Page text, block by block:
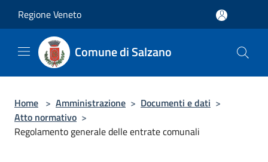
Regione Veneto
Comune di Salzano
Home > Amministrazione > Documenti e dati >
Atto normativo >
Regolamento generale delle entrate comunali